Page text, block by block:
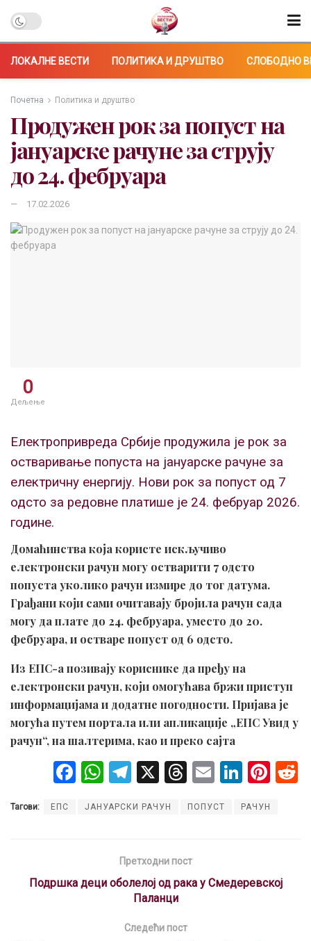
ЛОКАЛНЕ ВЕСТИ ПОЛИТИКА И ДРУШТВО СЛОБОДНО
Почетна Политика и друштво
Продужен рок за попуст на
јануарске рачуне за струју
до 24. фебруара
17.02.2026
0
Дељење
Електропривреда Србије продужила је рок за
остваривање попуста на јануарске рачуне за
електричну енергију. Нови рок за попуст од 7
одсто за редовне платише је 24. фебруар 2026.
године.
Домаћинства која користе искључиво
електронски рачун могу остварити 7 одсто
попуста уколико рачун измире до тог датума.
Грађани који сами очитавају бројила рачун сада
могу да плате до 24. фебруара, уместо до 20.
фебруара, и остваре попуст од 6 одсто.
Из ЕПС-а позивају кориснике да пређу на
електронски рачун, који омогућава бржи приступ
информацијама и додатне погодности. Пријава је
могућа путем портала или апликације „ЕПС Увид у
рачун“, на шалтерима, као и преко сајта
F
ce
o
W
at
A
p
T
e
a
m
X T
e
s
E
ail
Li
ke
Pi
Тагови: ЕПС ЈАНУАРСКИ РАЧУН ПОПУСТ РАЧУН
Претходни пост
Подршка деци оболелој од рака у Смедеревској
Паланци
Следећи пост